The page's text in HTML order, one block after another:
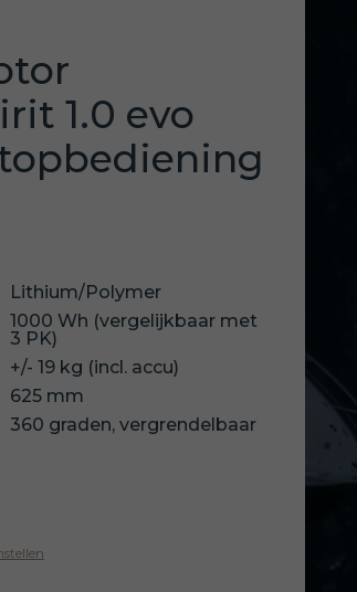
1.0 evo
Lithium/Polymer
1000 Wh (vergelijkbaar met
3 PK)
+/- 19 kg (incl. accu)
625 mm
360 graden, vergrendelbaar